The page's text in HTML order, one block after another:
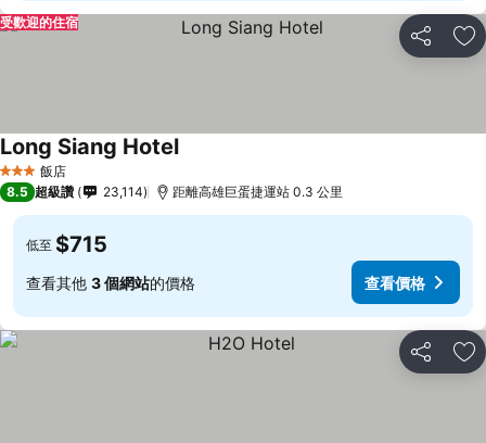
分享 加
受歡迎的住宿
3 星級 飯店
Long Siang Hotel
8.5 超級讚 23,114 距離高雄巨蛋捷運站 0.3 公里
低至 $715
查看其他 3 個網站的價格 查看價格
分享 加